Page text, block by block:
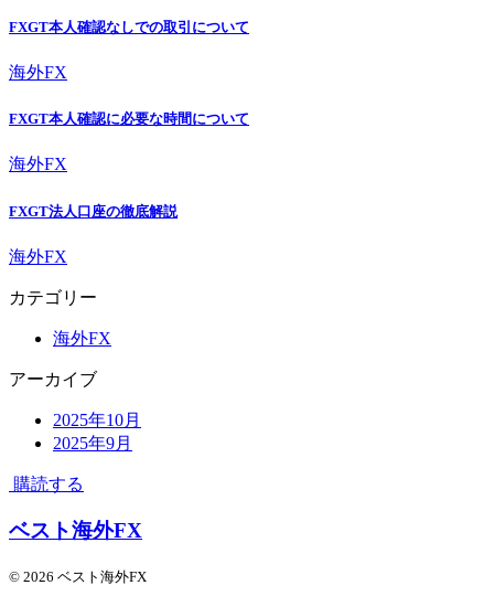
FXGT本人確認なしでの取引について
海外FX
FXGT本人確認に必要な時間について
海外FX
FXGT法人口座の徹底解説
海外FX
カテゴリー
海外FX
アーカイブ
2025年10月
2025年9月
購読する
ベスト海外FX
© 2026 ベスト海外FX